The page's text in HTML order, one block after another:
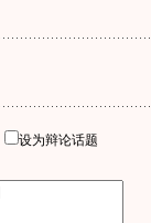
设为辩论话题